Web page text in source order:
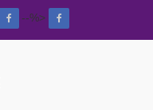
--%>